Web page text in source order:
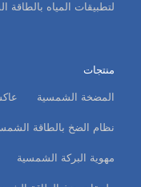
لتطبيقات المياه بالطاقة
منتجات
المضخة الشمسية
نظام الضخ بالطاقة
مهوية البركة الشمسية